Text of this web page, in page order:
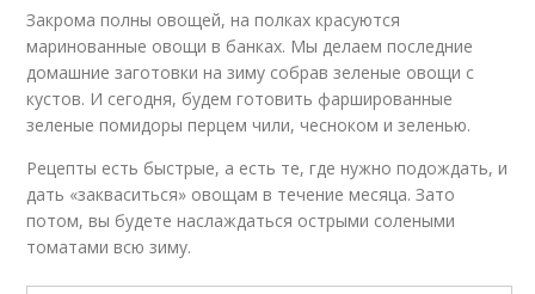
Закрома полны овощей, на полках красуются
маринованные овощи в банках. Мы делаем последние
домашние заготовки на зиму собрав зеленые овощи с
кустов. И сегодня, будем готовить фаршированные
зеленые помидоры перцем чили, чесноком и зеленью.
Рецепты есть быстрые, а есть те, где нужно подождать, и
дать «закваситься» овощам в течение месяца. Зато
потом, вы будете наслаждаться острыми солеными
томатами всю зиму.